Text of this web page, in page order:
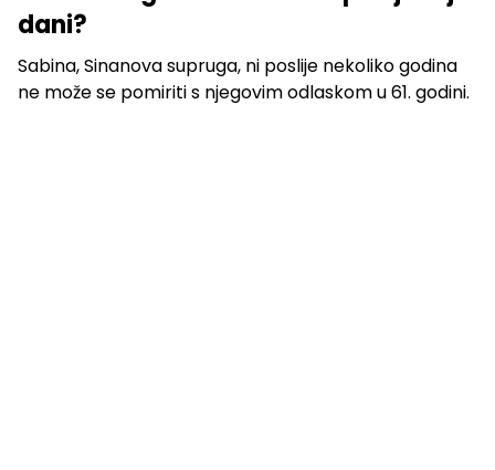
dani?
Sabina, Sinanova supruga, ni poslije nekoliko godina
ne može se pomiriti s njegovim odlaskom u 61. godini.